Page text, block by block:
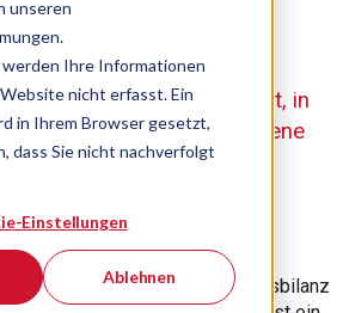
unseren
werden Ihre Informationen
nicht erfasst. Ein
in Ihrem Browser gesetzt,
dass Sie nicht nachverfolgt
Einstellungen
Ablehnen
verfügbar
Bilanzierung am Standort, in
und auf Produktebene
unternehmerischen Treibhausgasbilanz